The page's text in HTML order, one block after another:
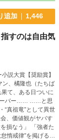
追加 1,446
すのは自由気
説大賞【奨励賞】
て、ある日ついに
ーバー…… ……と思
“真祖竜”として異世
惰戒律”を掲げる、